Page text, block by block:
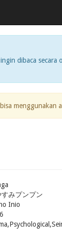
dibaca secara
menggunakan
すみプンプン
Inio